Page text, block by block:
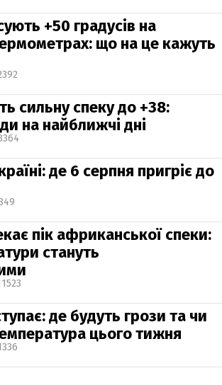
+50 градусів на
що на це кажуть
сильну спеку до +38:
на найближчі дні
де 6 серпня пригріє до
пік африканської спеки:
стануть
де будуть грози та чи
цього тижня